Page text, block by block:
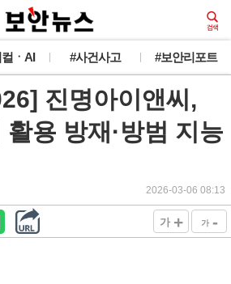
ㆍAI #사건사고 #보안리포트
진명아이앤씨,
용 방재·방범 지능
2026-03-06 08:13
가 + 가 -